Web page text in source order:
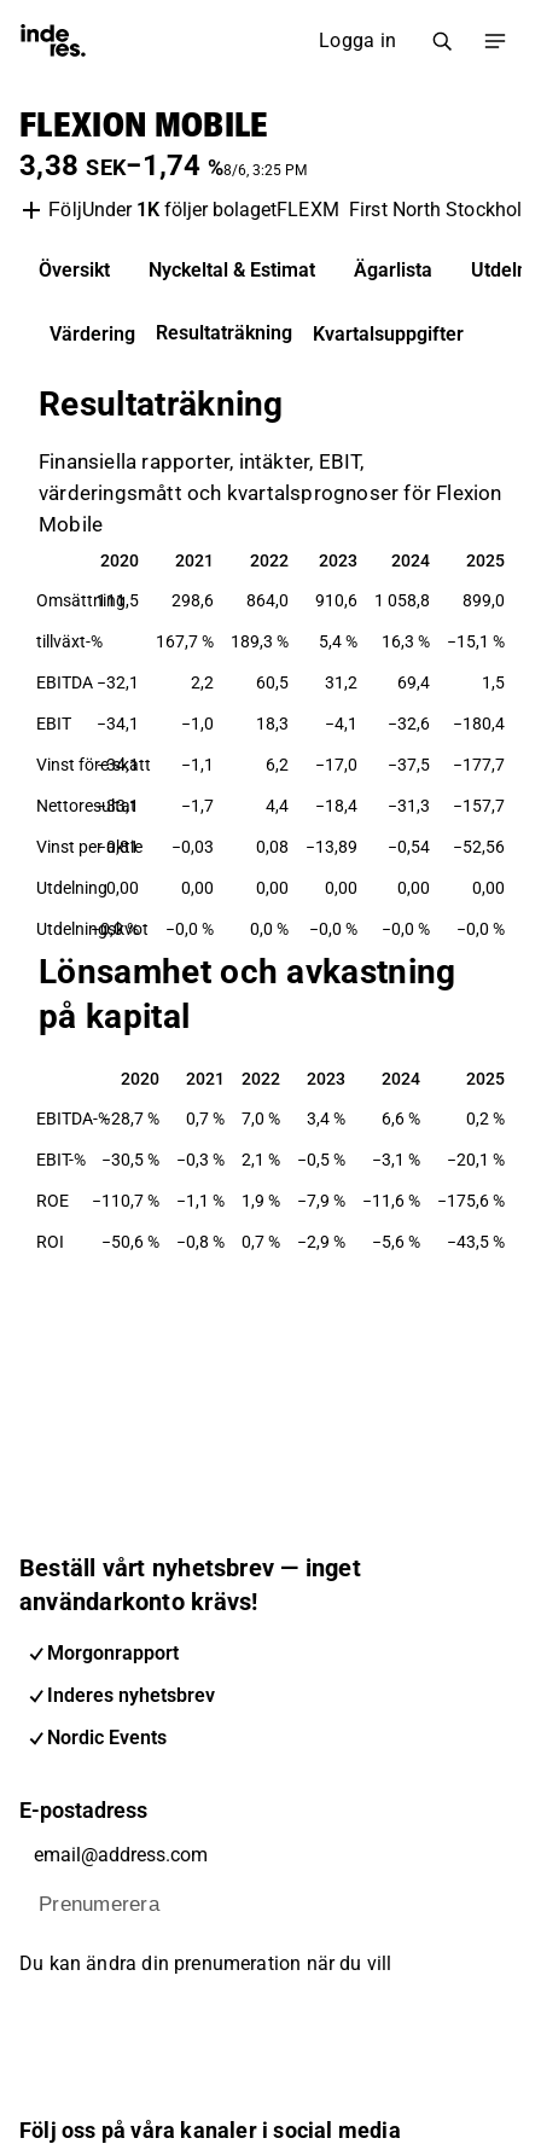
Logga in
FLEXION MOBILE
3,38 SEK−1,74 %8/6, 3:25 PM
FöljUnder 1K följer bolagetFLEXM First North Stockholm
Översikt Nyckeltal & Estimat Ägarlista
Värdering Resultaträkning Kvartalsuppgifter
Resultaträkning
Finansiella rapporter, intäkter, EBIT,
värderingsmått och kvartalsprognoser för Flexion
Mobile
2020 2021 2022 2023 2024 2025
2020 2021 2022 2023 2024 2025
Omsättning
111,5 298,6 864,0 910,6 1 058,8 899,0
tillväxt-% 167,7 % 189,3 % 5,4 % 16,3 % −15,1 %
EBITDA −32,1 2,2 60,5 31,2 69,4 1,5
EBIT −34,1 −1,0 18,3 −4,1 −32,6 −180,4
Vinst före skatt
−34,1 −1,1 6,2 −17,0 −37,5 −177,7
Nettoresultat
−33,1 −1,7 4,4 −18,4 −31,3 −157,7
Vinst per aktie
−0,81 −0,03 0,08 −13,89 −0,54 −52,56
Utdelning0,00 0,00 0,00 0,00 0,00 0,00
Utdelningskvot
−0,0 % −0,0 % 0,0 % −0,0 % −0,0 % −0,0 %
Lönsamhet och avkastning
på kapital
2020 2021 2022 2023 2024 2025
2020 2021 2022 2023 2024 2025
EBITDA-%−28,7 % 0,7 % 7,0 % 3,4 % 6,6 % 0,2 %
EBIT-% −30,5 % −0,3 % 2,1 % −0,5 % −3,1 % −20,1 %
ROE −110,7 % −1,1 % 1,9 % −7,9 % −11,6 % −175,6 %
ROI −50,6 % −0,8 % 0,7 % −2,9 % −5,6 % −43,5 %
Beställ vårt nyhetsbrev — inget
användarkonto krävs!
Morgonrapport
Inderes nyhetsbrev
Nordic Events
E-postadress
Prenumerera
Du kan ändra din prenumeration när du vill
Följ oss på våra kanaler i social media